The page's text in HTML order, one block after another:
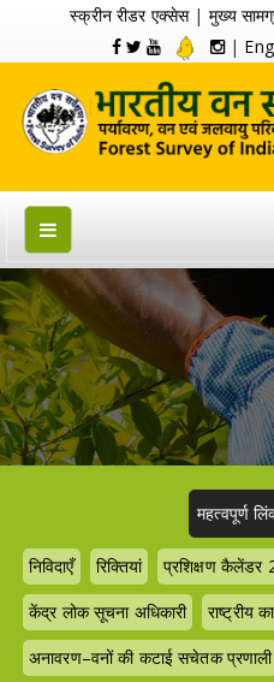
स्क्रीन रीडर एक्सेस| मुख्य
|
महत्वपूर्ण
निविदाएँ रिक्तियां प्रशिक्षण कैलेंडर
केंद्र लोक सूचना अधिकारी
राष्ट्रीय
अनावरण–वनों की कटाई सचेतक प्रणाली